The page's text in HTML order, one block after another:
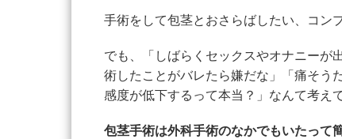
手術をして包茎とおさらばしたい、コン
でも、「しばらくセックスやオナニーが
術したことがバレたら嫌だな」「痛そう
感度が低下するって本当？」なんて考え
包茎手術は外科手術のなかでもいたって